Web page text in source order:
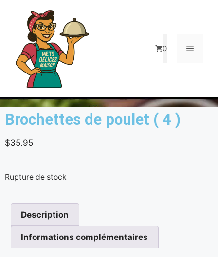
0
Brochettes de poulet ( 4 )
$35.95
Rupture de stock
Description
Informations complémentaires